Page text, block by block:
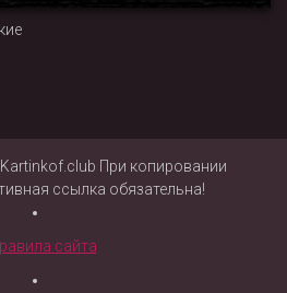
При копировании
ссылка обязательна!
сайта